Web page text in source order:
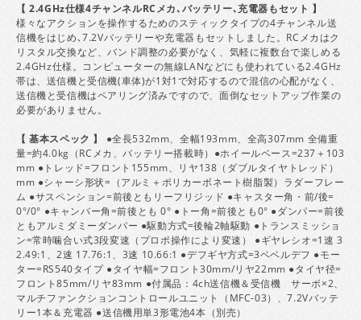
【 2.4GHz仕様4チャンネルRCメカ､バッテリー､充電器もセット 】
様々なアクションを操作するためのスティックタイプの4チャンネル送
信機をはじめ､7.2Vバッテリーや充電器もセットしました。RCメカはク
リスタル交換など、バンド調整の必要がなく、気軽に複数台で楽しめる
2.4GHz仕様。コンピューターの無線LANなどにも使われている2.4GHz
帯は、送信機と受信機(車体)が1対1で対応するので混信の心配がなく、
送信機と受信機はペアリング済みですので、面倒なセットアップ作業の
必要がありません。
【 基本スペック 】
●全長532mm、全幅193mm、全高307mm 全備重
量=約4.0kg（RCメカ、バッテリー搭載時）●ホイールベース=237＋103
mm ●トレッド=フロント155mm、リヤ138（ダブルタイヤトレッド）
mm ●シャーシ形状=（アルミ＋ポリカーボネート樹脂製）ラダーフレー
ム ●サスペンション=前後ともリーフリジッド ●キャスター角・前/後=
0°/0° ●キャンバー角=前後とも 0° ●トー角=前後とも0° ●ダンパー=前後
ともアルミダミーダンパー ●駆動方式=後輪2軸駆動 ●トランスミッショ
ン=常時噛合い式3段変速（プロポ操作により変速） ●ギヤレシオ=1速 3
2.49:1、2速 17.76:1、3速 10.66:1 ●デフギヤ方式=3ベベルデフ ●モー
ター=RS540タイプ ●タイヤ幅=フロント30mm/リヤ22mm ●タイヤ径=
フロント85mm/リヤ83mm ●付属品：4ch送信機＆受信機 サーボ×2、
マルチファンクションコントロールユニット（MFC-03）、7.2Vバッテ
リー1本＆充電器 ●送信機用単3形電池4本（別売）